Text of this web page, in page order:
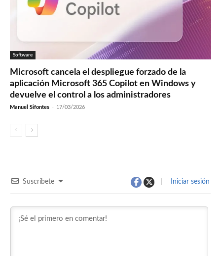
Software
Microsoft cancela el despliegue forzado de la
aplicación Microsoft 365 Copilot en Windows y
devuelve el control a los administradores
Manuel Sifontes - 17/03/2026
Suscríbete Iniciar sesión